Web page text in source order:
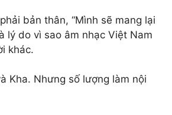
bản thân, “Mình sẽ mang lại
lý do vì sao âm nhạc Việt Nam
khác.
Kha. Nhưng số lượng làm nội